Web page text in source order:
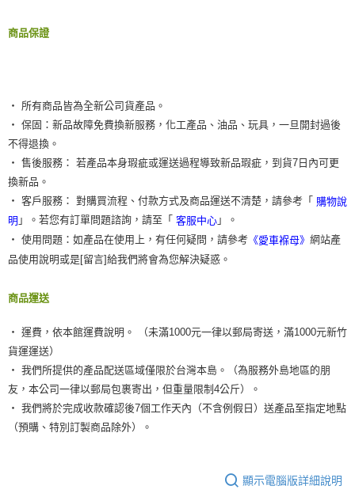
商品保證
‧ 所有商品皆為全新公司貨產品。
‧ 保固：新品故障免費換新服務，化工產品、油品、玩具，一旦開封過後
不得退換。
‧ 售後服務： 若產品本身瑕疵或運送過程導致新品瑕疵，到貨7日內可更
換新品。
‧ 客戶服務： 對購買流程、付款方式及商品運送不清楚，請參考「 購物說
明 」。若您有訂單問題諮詢，請至「 客服中心 」。
‧ 使用問題：如產品在使用上，有任何疑問，請參考 《愛車褓母》 網站產
品使用說明或是[留言]給我們將會為您解決疑惑。
商品運送
‧ 運費，依本館運費說明。 （未滿1000元一律以郵局寄送，滿1000元新竹
貨運運送）
‧ 我們所提供的產品配送區域僅限於台灣本島。（為服務外島地區的朋
友，本公司一律以郵局包裹寄出，但重量限制4公斤）。
‧ 我們將於完成收款確認後7個工作天內（不含例假日）送產品至指定地點
（預購、特別訂製商品除外）。
顯示電腦版詳細說明